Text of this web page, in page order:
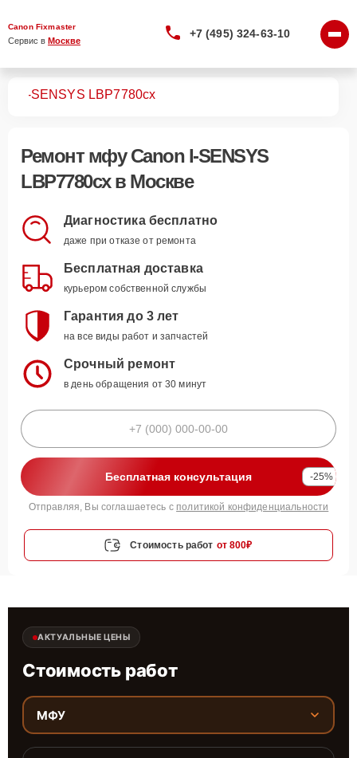
Canon Fixmaster
Сервис в Москве
+7 (495) 324-63-10
I-SENSYS LBP7780cx
Ремонт мфу Canon I-SENSYS
LBP7780cxв Москве
Диагностика бесплатно
даже при отказе от ремонта
Бесплатная доставка
курьером собственной службы
Гарантия до 3 лет
на все виды работ и запчастей
Срочный ремонт
в день обращения от 30 минут
Бесплатная консультация -25%
Отправляя, Вы соглашаетесь с политикой конфиденциальности
Стоимость работ от 800₽
АКТУАЛЬНЫЕ ЦЕНЫ
Стоимость работ
МФУ